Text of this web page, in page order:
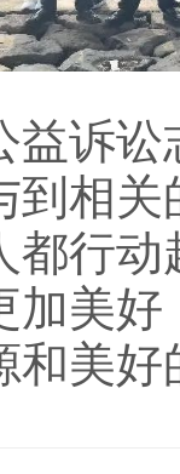
诉讼
到相
都行
加美
和美好